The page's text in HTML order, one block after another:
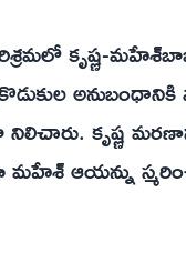
కృష్ణ-
నిలిచారు. కృష్ణ
మహేశ్ ఆయన్ను